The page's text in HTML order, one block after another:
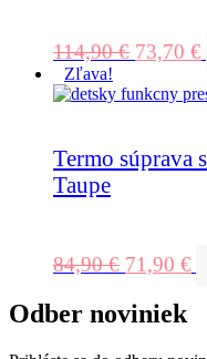
114,90€ 73,70 €
Zľava!
Termo súprava
Taupe
84,90€ 71,90 €
Odber noviniek